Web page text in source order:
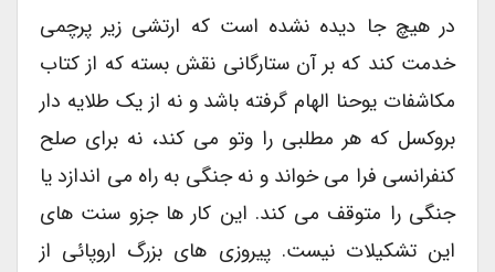
در هیچ جا دیده نشده است که ارتشی زیر پرچمی
خدمت کند که بر آن ستارگانی نقش بسته که از کتاب
مکاشفات یوحنا الهام گرفته باشد و نه از یک طلایه دار
بروکسل که هر مطلبی را وتو می کند، نه برای صلح
کنفرانسی فرا می خواند و نه جنگی به راه می اندازد یا
جنگی را متوقف می کند. این کار ها جزو سنت های
این تشکیلات نیست. پیروزی های بزرگ اروپائی از